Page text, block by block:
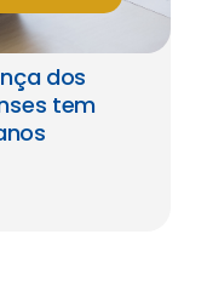
dos
tem